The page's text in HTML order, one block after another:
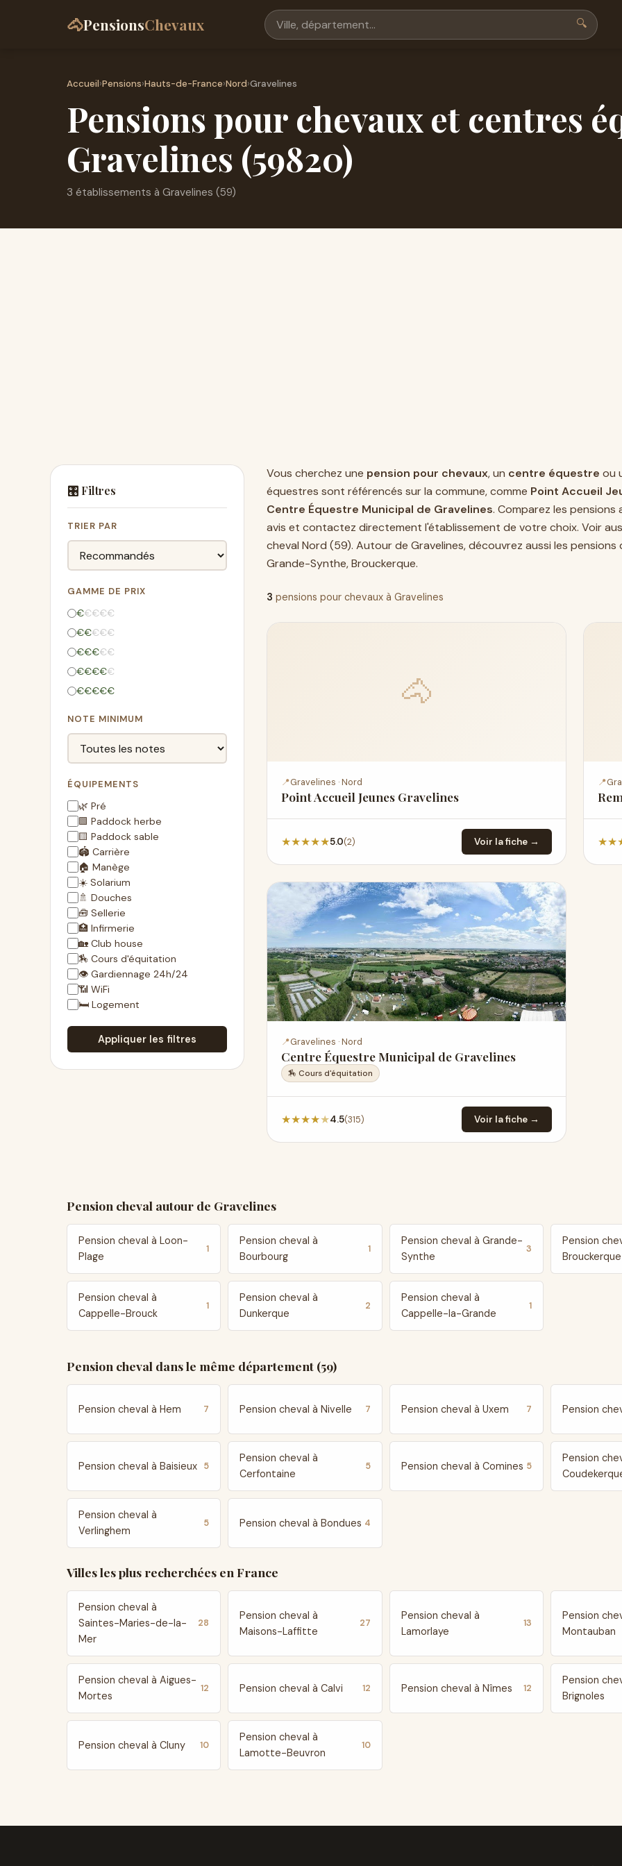
🐴PensionsChevaux 🔍
Accueil›Pensions›Hauts-de-France›Nord›Gravelines
Pensions pour chevaux et centres
Gravelines (59820)
3 établissements à Gravelines (59)
🎛️ Filtres
TRIER PAR
GAMME DE PRIX
€€€€€
€€€€€
€€€€€
€€€€€
€€€€€
NOTE MINIMUM
ÉQUIPEMENTS
🌿 Pré
🟩 Paddock herbe
🟨 Paddock sable
🏟️ Carrière
🏠 Manège
☀️ Solarium
🚿 Douches
🧰 Sellerie
🏥 Infirmerie
🏡 Club house
🏇 Cours d'équitation
👁 Gardiennage 24h/24
📶 WiFi
🛏 Logement
Appliquer les filtres
Vous cherchez une pension pour chevaux, un centre équestre ou
équestres sont référencés sur la commune, comme Point Accueil
Centre Équestre Municipal de Gravelines. Comparez les
avis et contactez directement l'établissement de votre choix. Voir
cheval Nord (59). Autour de Gravelines, découvrez aussi les
Grande-Synthe,Brouckerque.
3 pensions pour chevaux à Gravelines
🐴
📍Gravelines · Nord
Point Accueil Jeunes Gravelines
★★★★★5.0(2) Voir la fiche →
📍
★★
📍Gravelines · Nord
Centre Équestre Municipal de Gravelines
🏇 Cours d'équitation
★★★★★4.5(315) Voir la fiche →
Pension cheval autour de Gravelines
Pension cheval à Loon-
Plage
1
Pension cheval à
Bourbourg
1
Pension cheval à Grande-
Synthe
3
Pension
Brouckerque
Pension cheval à
Cappelle-Brouck
1
Pension cheval à
Dunkerque
2
Pension cheval à
Cappelle-la-Grande
1
Pension cheval dans le même département (59)
Pension cheval à Hem 7 Pension cheval à Nivelle 7 Pension cheval à Uxem 7 Pension
Pension cheval à Baisieux 5
Pension cheval à
Cerfontaine
5 Pension cheval à Comines 5
Pension
Pension cheval à
Verlinghem
5 Pension cheval à Bondues 4
Villes les plus recherchées en France
Pension cheval à
Saintes-Maries-de-la-
Mer
28
Pension cheval à
Maisons-Laffitte
27
Pension cheval à
Lamorlaye
13
Pension
Montauban
Pension cheval à Aigues-
Mortes
12 Pension cheval à Calvi 12 Pension cheval à Nîmes 12
Pension
Brignoles
Pension cheval à Cluny 10
Pension cheval à
Lamotte-Beuvron
10